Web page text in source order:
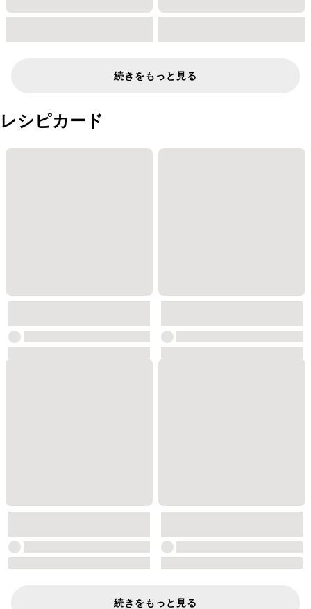
続きをもっと見る
レシピカード
続きをもっと見る